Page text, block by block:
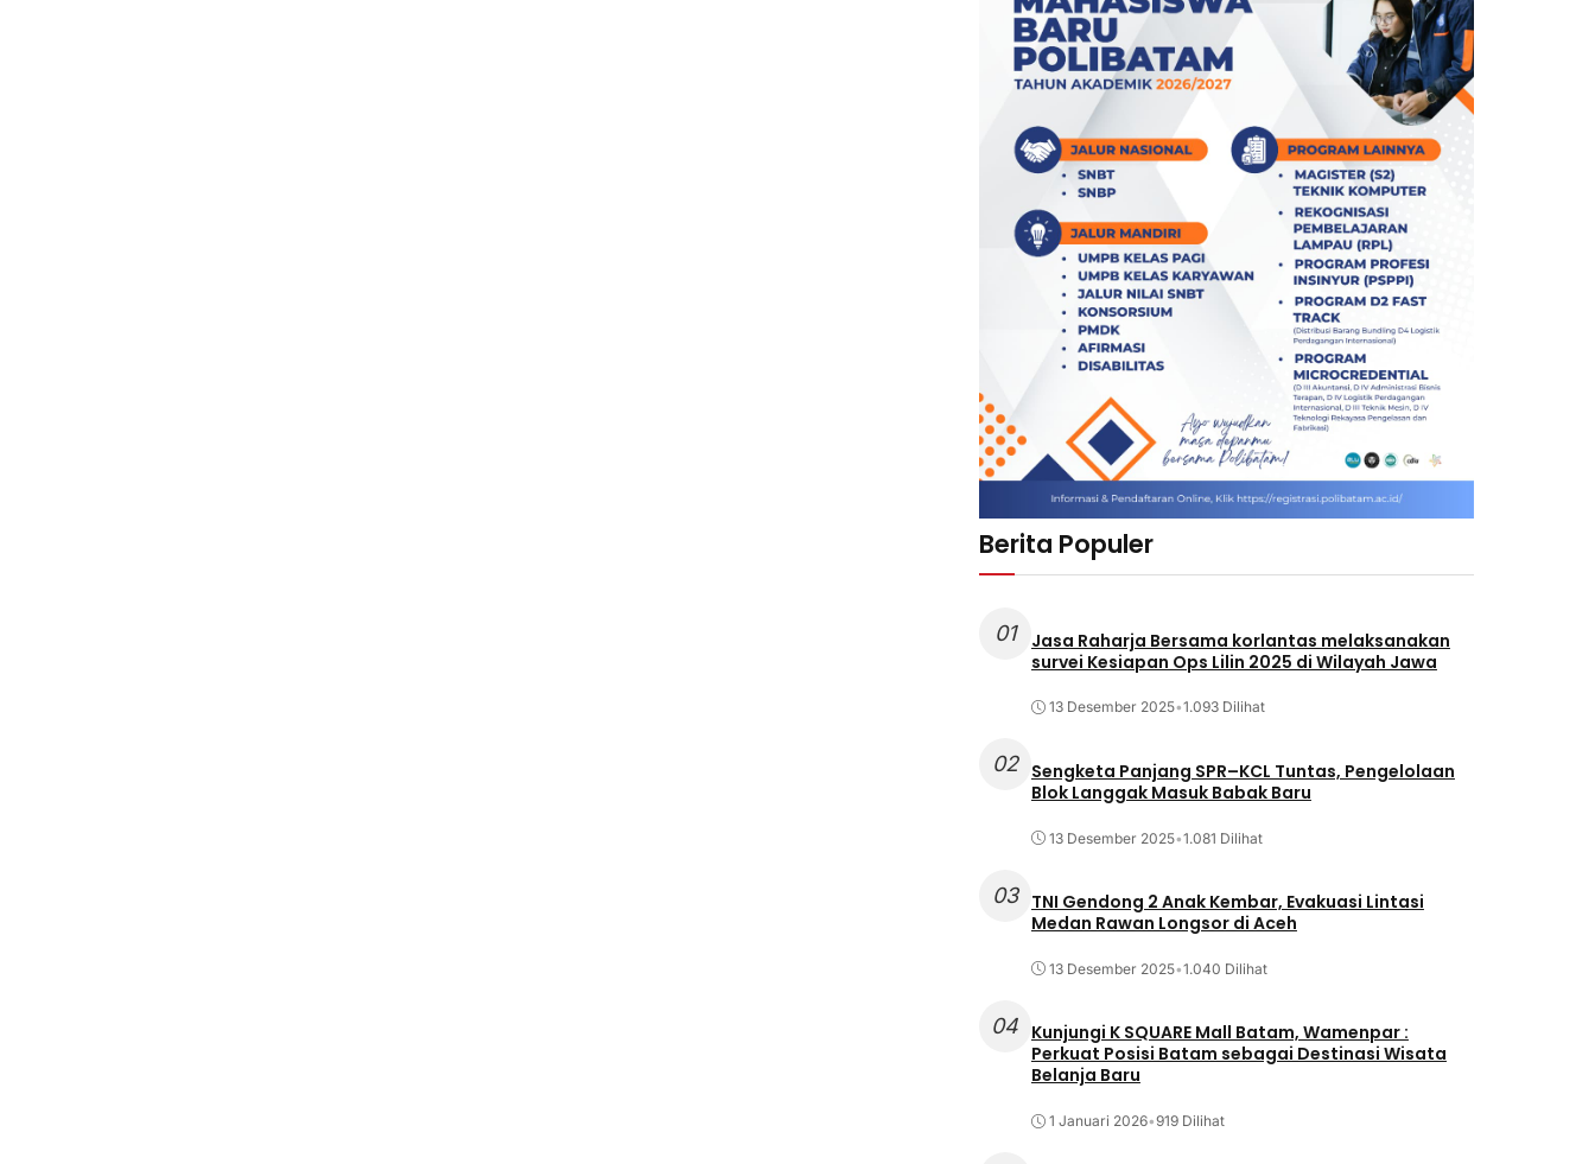
Berita Populer
01
Jasa Raharja Bersama korlantas melaksanakan
survei Kesiapan Ops Lilin 2025 di Wilayah Jawa
13 Desember 2025•1.093 Dilihat
02
Sengketa Panjang SPR–KCL Tuntas, Pengelolaan
Blok Langgak Masuk Babak Baru
13 Desember 2025•1.081 Dilihat
03
TNI Gendong 2 Anak Kembar, Evakuasi Lintasi
Medan Rawan Longsor di Aceh
13 Desember 2025•1.040 Dilihat
04 Kunjungi K SQUARE Mall Batam, Wamenpar :
Perkuat Posisi Batam sebagai Destinasi Wisata
Belanja Baru
1 Januari 2026•919 Dilihat